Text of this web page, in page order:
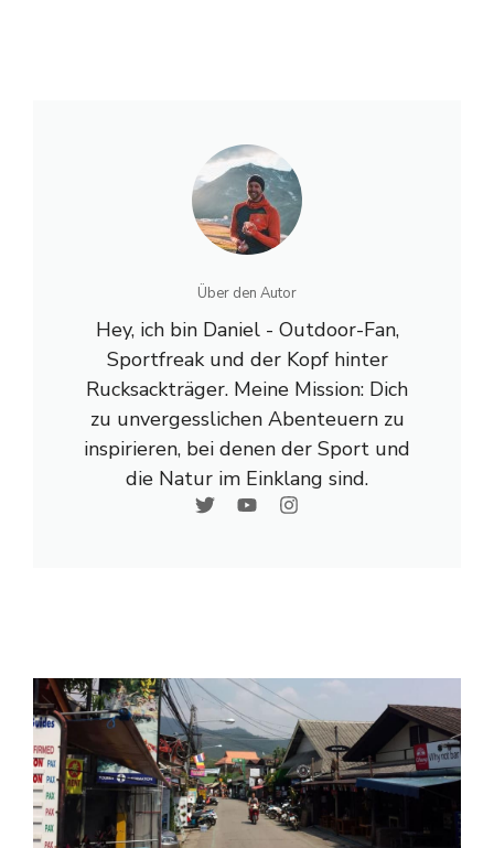
Über den Autor
Hey, ich bin Daniel - Outdoor-Fan,
Sportfreak und der Kopf hinter
Rucksackträger. Meine Mission: Dich
zu unvergesslichen Abenteuern zu
inspirieren, bei denen der Sport und
die Natur im Einklang sind.